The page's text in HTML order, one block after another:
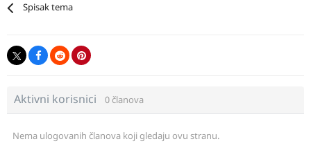
Spisak tema
Aktivni korisnici 0 članova
Nema ulogovanih članova koji gledaju ovu stranu.